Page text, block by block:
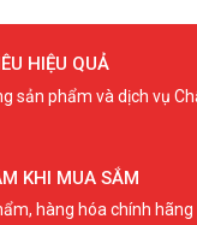
HIỆU QUẢ
sản phẩm và dịch vụ
KHI MUA SẮM
hàng hóa chính hãng